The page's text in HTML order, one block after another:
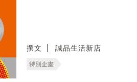
撰文 誠品生活新店
特別企畫